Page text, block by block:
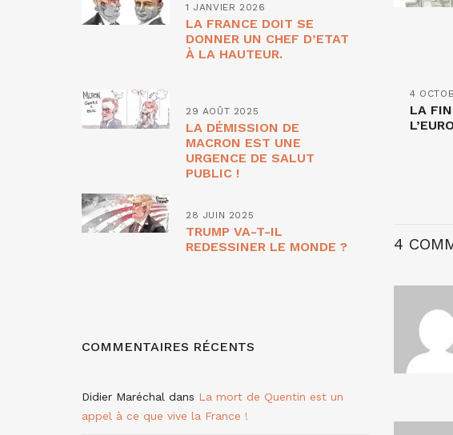
4
LA
4
1 JANVIER 2026
LA FRANCE DOIT SE
DONNER UN CHEF D’ETAT
À LA HAUTEUR.
29 AOÛT 2025
LA DÉMISSION DE
MACRON EST UNE
URGENCE DE SALUT
PUBLIC !
28 JUIN 2025
TRUMP VA-T-IL
REDESSINER LE MONDE ?
COMMENTAIRES RÉCENTS
Didier Maréchal dans La mort de Quentin est un
appel à ce que vive la France !